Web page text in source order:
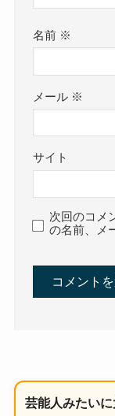
名前 ※
メール ※
サイト
次回のコメ
の名前、メ
芸能人みたい